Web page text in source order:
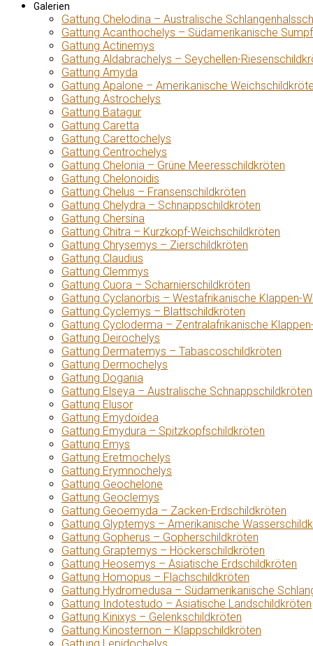
Galerien
Gattung Chelodina – Australische
Gattung Acanthochelys – Südamerikanische
Gattung Actinemys
Gattung Aldabrachelys – Seychellen-
Gattung Amyda
Gattung Apalone – Amerikanische
Gattung Astrochelys
Gattung Batagur
Gattung Caretta
Gattung Carettochelys
Gattung Centrochelys
Gattung Chelonia – Grüne Meeresschildkröten
Gattung Chelonoidis
Gattung Chelus – Fransenschildkröten
Gattung Chelydra – Schnappschildkröten
Gattung Chersina
Gattung Chitra – Kurzkopf-Weichschildkröten
Gattung Chrysemys – Zierschildkröten
Gattung Claudius
Gattung Clemmys
Gattung Cuora – Scharnierschildkröten
Gattung Cyclanorbis – Westafrikanische Klappen-
Gattung Cyclemys – Blattschildkröten
Gattung Cycloderma – Zentralafrikanische
Gattung Deirochelys
Gattung Dermatemys – Tabascoschildkröten
Gattung Dermochelys
Gattung Dogania
Gattung Elseya – Australische Schnappschildkröten
Gattung Elusor
Gattung Emydoidea
Gattung Emydura – Spitzkopfschildkröten
Gattung Emys
Gattung Eretmochelys
Gattung Erymnochelys
Gattung Geochelone
Gattung Geoclemys
Gattung Geoemyda – Zacken-Erdschildkröten
Gattung Glyptemys – Amerikanische
Gattung Gopherus – Gopherschildkröten
Gattung Graptemys – Höckerschildkröten
Gattung Heosemys – Asiatische Erdschildkröten
Gattung Homopus – Flachschildkröten
Gattung Hydromedusa – Südamerikanische
Gattung Indotestudo – Asiatische Landschildkröten
Gattung Kinixys – Gelenkschildkröten
Gattung Kinosternon – Klappschildkröten